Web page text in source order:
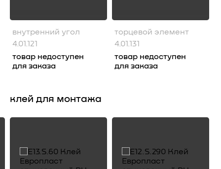
товар недоступен
для заказа
внутренний угол
4.01.121
товар недоступен
для заказа
торцевой элемент
4.01.131
клей для монтажа